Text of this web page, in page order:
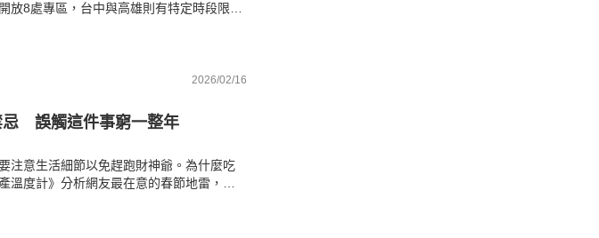
放8處專區，台中與高雄則有特定時段限
2026/02/16
忌 誤觸這件事窮一整年
注意生活細節以免趕跑財神爺。為什麼吃
溫度計》分析網友最在意的春節地雷，從